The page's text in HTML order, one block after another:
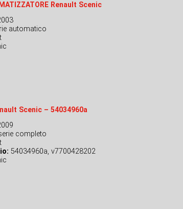
Renault Scenic
automatico
Scenic – 54034960a
completo
54034960a, v7700428202